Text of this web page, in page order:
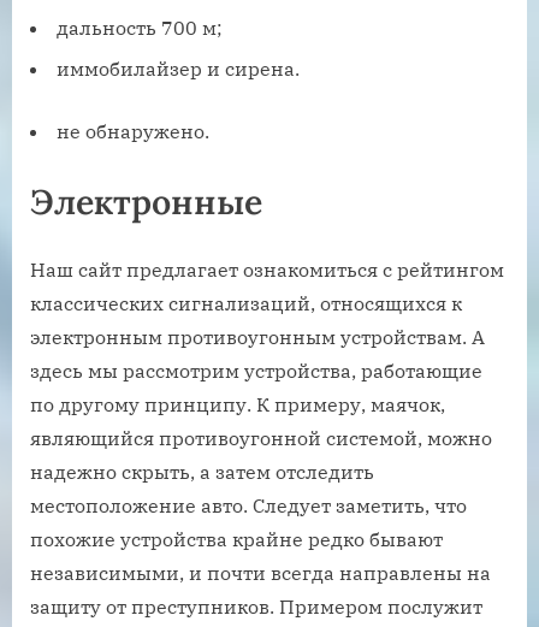
дальность 700 м;
иммобилайзер и сирена.
не обнаружено.
Электронные
Наш сайт предлагает ознакомиться с рейтингом
классических сигнализаций, относящихся к
электронным противоугонным устройствам. А
здесь мы рассмотрим устройства, работающие
по другому принципу. К примеру, маячок,
являющийся противоугонной системой, можно
надежно скрыть, а затем отследить
местоположение авто. Следует заметить, что
похожие устройства крайне редко бывают
независимыми, и почти всегда направлены на
защиту от преступников. Примером послужит